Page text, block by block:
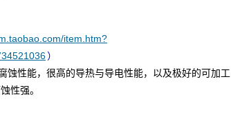
item.htm?
）
蚀性能，很高的导热与导电性能，以及极好的可加工
性强。